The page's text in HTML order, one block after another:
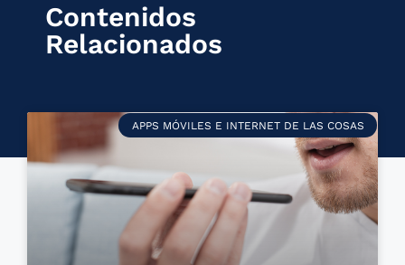
Contenidos
Relacionados
APPS MÓVILES E INTERNET DE LAS COSAS